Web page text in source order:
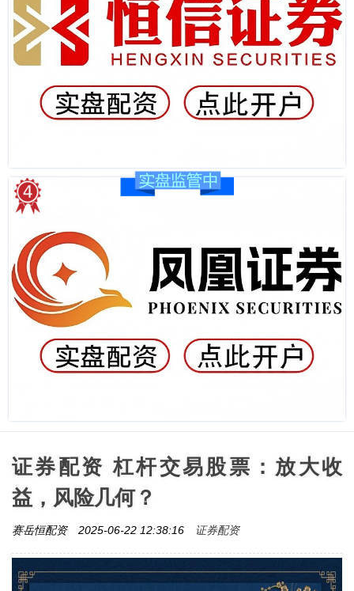
证券配资 杠杆交易股票：放大收
益，风险几何？
赛岳恒配资 2025-06-22 12:38:16 证券配资